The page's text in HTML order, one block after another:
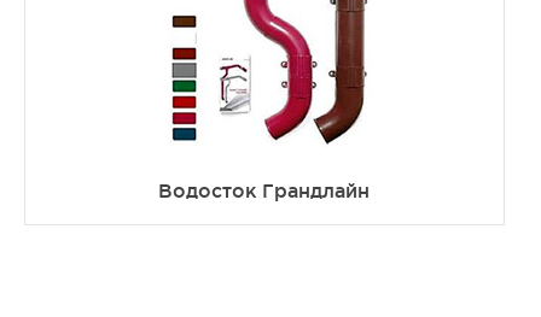
Водосток Грандлайн